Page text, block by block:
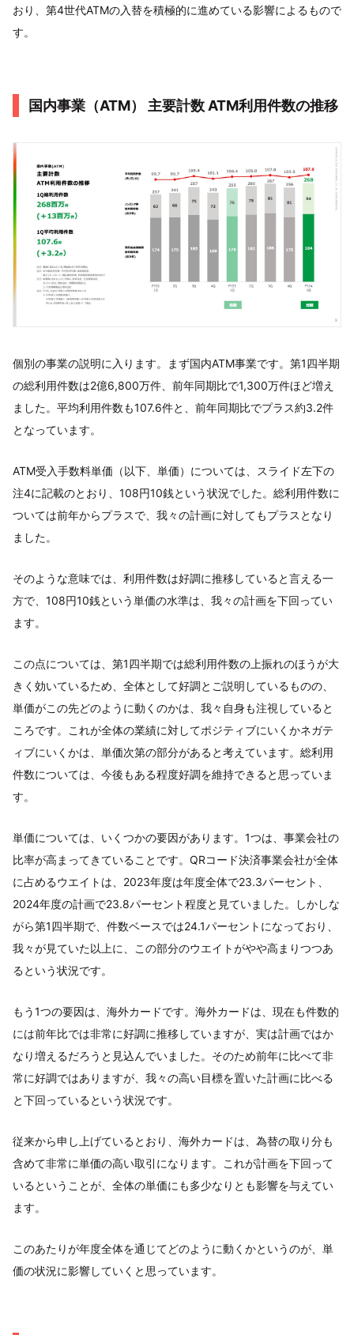
おり、第4世代ATMの入替を積極的に進めている影響によるもので
す。
国内事業（ATM） 主要計数 ATM利用件数の推移
個別の事業の説明に入ります。まず国内ATM事業です。第1四半期
の総利用件数は2億6,800万件、前年同期比で1,300万件ほど増え
ました。平均利用件数も107.6件と、前年同期比でプラス約3.2件
となっています。
ATM受入手数料単価（以下、単価）については、スライド左下の
注4に記載のとおり、108円10銭という状況でした。総利用件数に
ついては前年からプラスで、我々の計画に対してもプラスとなり
ました。
そのような意味では、利用件数は好調に推移していると言える一
方で、108円10銭という単価の水準は、我々の計画を下回ってい
ます。
この点については、第1四半期では総利用件数の上振れのほうが大
きく効いているため、全体として好調とご説明しているものの、
単価がこの先どのように動くのかは、我々自身も注視していると
ころです。これが全体の業績に対してポジティブにいくかネガテ
ィブにいくかは、単価次第の部分があると考えています。総利用
件数については、今後もある程度好調を維持できると思っていま
す。
単価については、いくつかの要因があります。1つは、事業会社の
比率が高まってきていることです。QRコード決済事業会社が全体
に占めるウエイトは、2023年度は年度全体で23.3パーセント、
2024年度の計画で23.8パーセント程度と見ていました。しかしな
がら第1四半期で、件数ベースでは24.1パーセントになっており、
我々が見ていた以上に、この部分のウエイトがやや高まりつつあ
るという状況です。
もう1つの要因は、海外カードです。海外カードは、現在も件数的
には前年比では非常に好調に推移していますが、実は計画ではか
なり増えるだろうと見込んでいました。そのため前年に比べて非
常に好調ではありますが、我々の高い目標を置いた計画に比べる
と下回っているという状況です。
従来から申し上げているとおり、海外カードは、為替の取り分も
含めて非常に単価の高い取引になります。これが計画を下回って
いるということが、全体の単価にも多少なりとも影響を与えてい
ます。
このあたりが年度全体を通じてどのように動くかというのが、単
価の状況に影響していくと思っています。